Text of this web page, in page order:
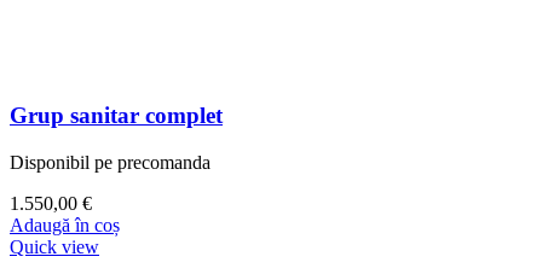
Grup sanitar complet
Disponibil pe precomanda
1.550,00 €
Adaugă în coș
Quick view